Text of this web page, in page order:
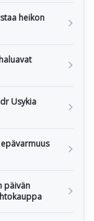
heikon
Usykia
päivän